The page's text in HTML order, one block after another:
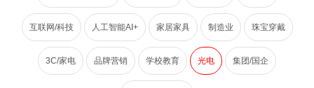
互联网/科技 人工智能AI+ 家居家具 制造业 珠宝穿戴
3C/家电 品牌营销 学校教育 光电 集团/国企